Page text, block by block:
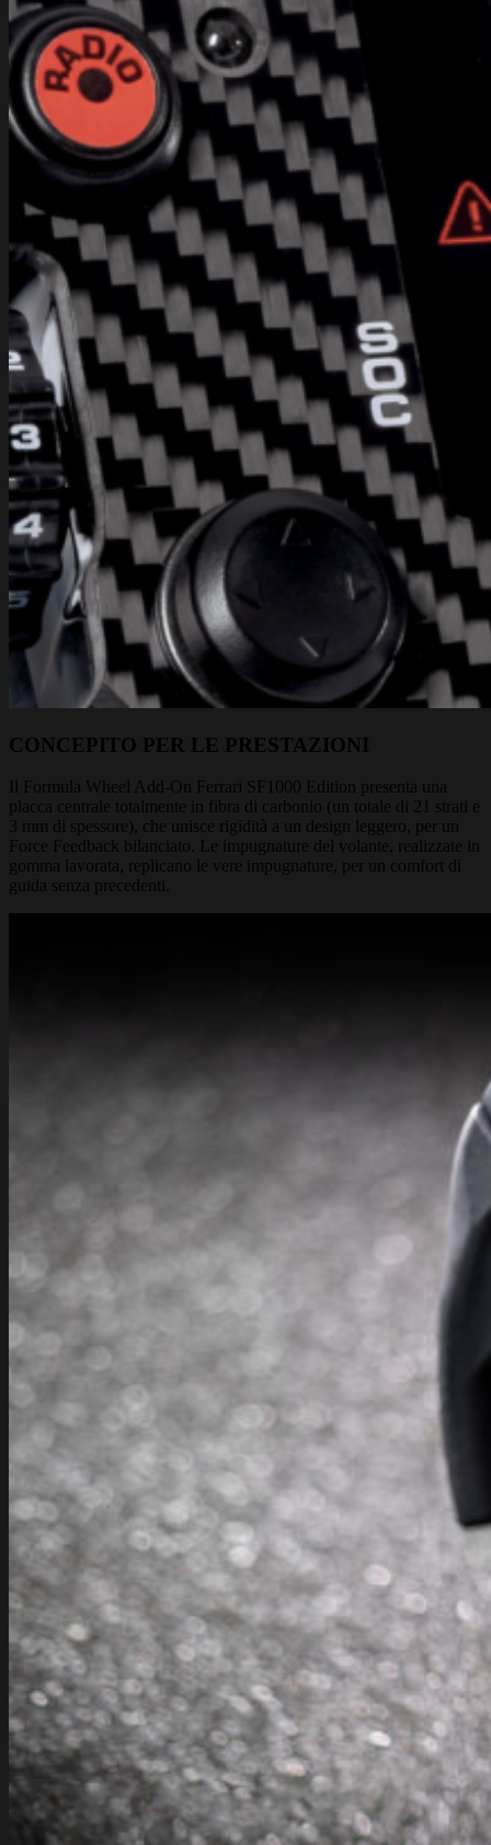
CONCEPITO PER LE PRESTAZIONI
Il Formula Wheel Add-On Ferrari SF1000 Edition presenta una
placca centrale totalmente in fibra di carbonio (un totale di 21 strati e
3 mm di spessore), che unisce rigidità a un design leggero, per un
Force Feedback bilanciato. Le impugnature del volante, realizzate in
gomma lavorata, replicano le vere impugnature, per un comfort di
guida senza precedenti.